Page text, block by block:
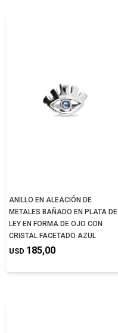
ANILLO EN ALEACIÓN DE
METALES BAÑADO EN PLATA DE
LEY EN FORMA DE OJO CON
CRISTAL FACETADO AZUL
USD 185,00